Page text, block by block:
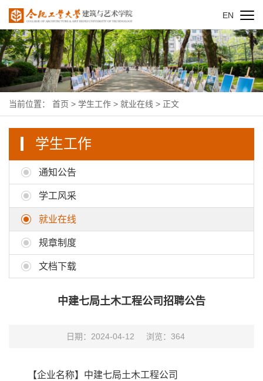
EN
当前位置： 首页 > 学生工作 > 就业在线 > 正文
学生工作
通知公告
学工风采
就业在线
规章制度
文档下载
中建七局土木工程公司招聘公告
日期：2024-04-12 浏览： 364
【企业名称】中建七局土木工程公司